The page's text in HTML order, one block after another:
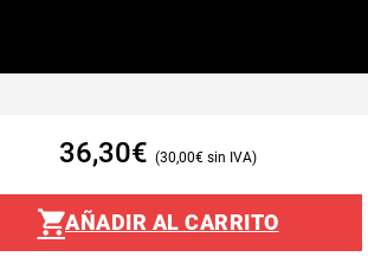
36,30€ 30,00€
AÑADIR AL CARRITO